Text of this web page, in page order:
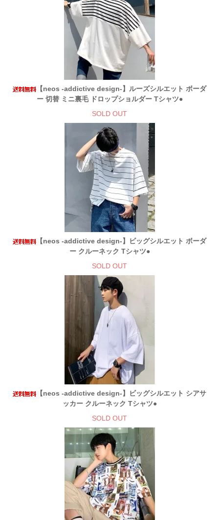
【neos -addictive design-】ルーズシルエット ボーダ
ー 切替 ミニ裏毛 ドロップショルダー Tシャツ●
SOLD OUT
【neos -addictive design-】ビッグシルエット ボーダ
ー クルーネック Tシャツ●
SOLD OUT
【neos -addictive design-】ビッグシルエット シアサ
ッカー クルーネック Tシャツ●
SOLD OUT